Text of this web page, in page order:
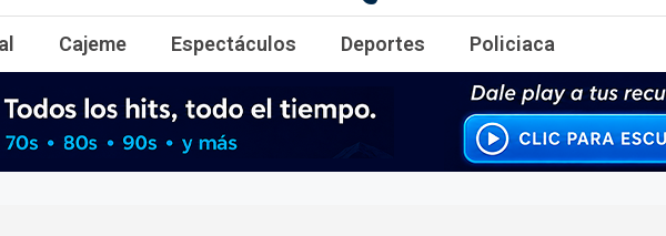
obrnoticias.com
obr noticias noticias, entretenimiento y espectáculos,
Cajeme Espectáculos Deportes Policiaca